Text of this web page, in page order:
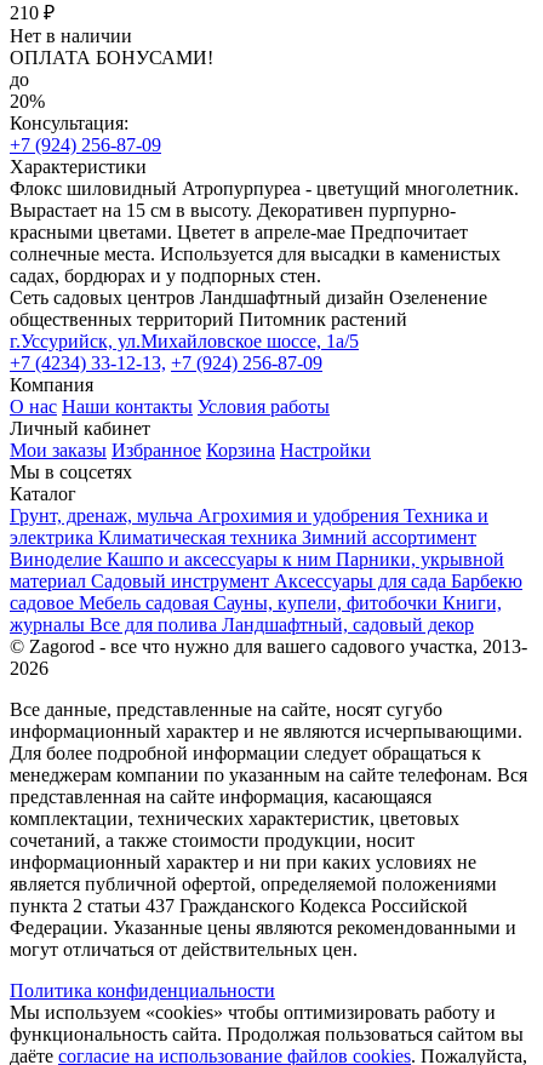
210 ₽
Нет в наличии
ОПЛАТА БОНУСАМИ!
до
20%
Консультация:
+7 (924) 256-87-09
Характеристики
Флокс шиловидный Атропурпуреа - цветущий многолетник.
Вырастает на 15 см в высоту. Декоративен пурпурно-
красными цветами. Цветет в апреле-мае Предпочитает
солнечные места. Используется для высадки в каменистых
садах, бордюрах и у подпорных стен.
Сеть садовых центров Ландшафтный дизайн Озеленение
общественных территорий Питомник растений
г.Уссурийск, ул.Михайловское шоссе, 1а/5
+7 (4234) 33-12-13, +7 (924) 256-87-09
Компания
О нас Наши контакты Условия работы
Личный кабинет
Мои заказы Избранное Корзина Настройки
Мы в соцсетях
Каталог
Грунт, дренаж, мульча Агрохимия и удобрения Техника и
электрика Климатическая техника Зимний ассортимент
Виноделие Кашпо и аксессуары к ним Парники, укрывной
материал Садовый инструмент Аксессуары для сада Барбекю
садовое Мебель садовая Сауны, купели, фитобочки Книги,
журналы Все для полива Ландшафтный, садовый декор
© Zagorod - все что нужно для вашего садового участка, 2013-
2026
Все данные, представленные на сайте, носят сугубо
информационный характер и не являются исчерпывающими.
Для более подробной информации следует обращаться к
менеджерам компании по указанным на сайте телефонам. Вся
представленная на сайте информация, касающаяся
комплектации, технических характеристик, цветовых
сочетаний, а также стоимости продукции, носит
информационный характер и ни при каких условиях не
является публичной офертой, определяемой положениями
пункта 2 статьи 437 Гражданского Кодекса Российской
Федерации. Указанные цены являются рекомендованными и
могут отличаться от действительных цен.
Политика конфиденциальности
Мы используем «cookies» чтобы оптимизировать работу и
функциональность сайта. Продолжая пользоваться сайтом вы
даёте согласие на использование файлов cookies. Пожалуйста,